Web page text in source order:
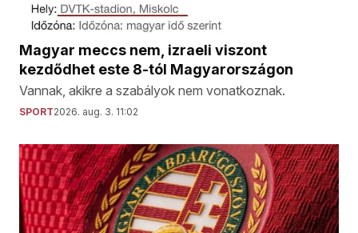
Magyar meccs nem, izraeli viszont
kezdődhet este 8-tól Magyarországon
Vannak, akikre a szabályok nem vonatkoznak.
SPORT2026. aug. 3. 11:02